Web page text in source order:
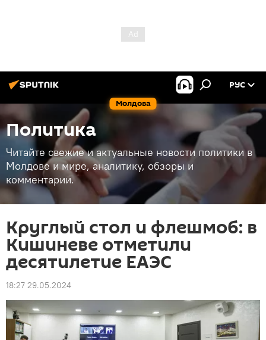
Молдова
РУС
Политика
Читайте свежие и актуальные новости политики в
Молдове и мире, аналитику, обзоры и
комментарии.
Круглый стол и флешмоб: в
Кишиневе отметили
десятилетие ЕАЭС
18:27 29.05.2024